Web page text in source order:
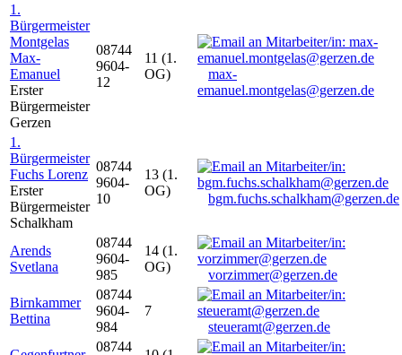
1.
Bürgermeister
Montgelas
Max-
Emanuel
Erster
Bürgermeister
Gerzen
08744
9604-
12
11 (1.
OG)
max-
emanuel.montgelas@gerzen.de
1.
Bürgermeister
Fuchs Lorenz
Erster
Bürgermeister
Schalkham
08744
9604-
10
13 (1.
OG)
bgm.fuchs.schalkham@gerzen.de
Arends
Svetlana
08744
9604-
985
14 (1.
OG)
vorzimmer@gerzen.de
Birnkammer
Bettina
08744
9604-
984
7
steueramt@gerzen.de
08744